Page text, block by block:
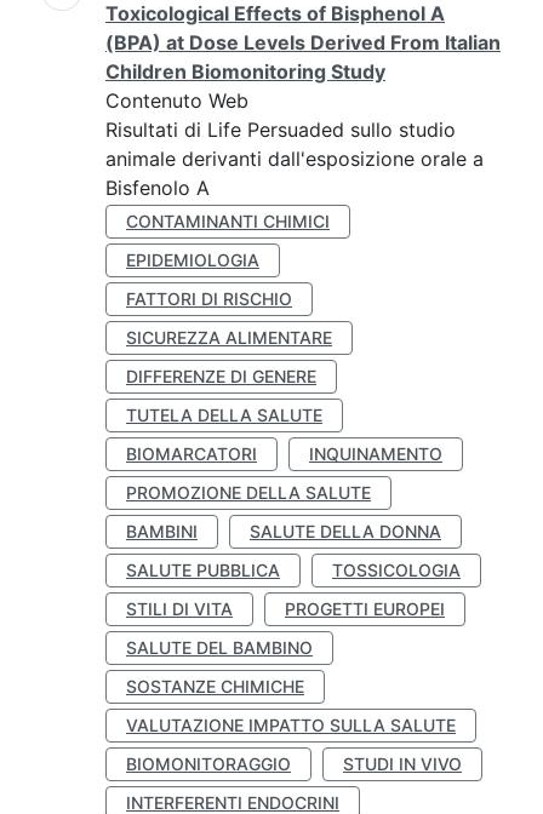
Toxicological Effects of Bisphenol A
(BPA) at Dose Levels Derived From Italian
Children Biomonitoring Study
Contenuto Web
Risultati di Life Persuaded sullo studio
animale derivanti dall'esposizione orale a
Bisfenolo A
CONTAMINANTI CHIMICI
EPIDEMIOLOGIA
FATTORI DI RISCHIO
SICUREZZA ALIMENTARE
DIFFERENZE DI GENERE
TUTELA DELLA SALUTE
BIOMARCATORI
INQUINAMENTO
PROMOZIONE DELLA SALUTE
BAMBINI
SALUTE DELLA DONNA
SALUTE PUBBLICA
TOSSICOLOGIA
STILI DI VITA
PROGETTI EUROPEI
SALUTE DEL BAMBINO
SOSTANZE CHIMICHE
VALUTAZIONE IMPATTO SULLA SALUTE
BIOMONITORAGGIO
STUDI IN VIVO
INTERFERENTI ENDOCRINI